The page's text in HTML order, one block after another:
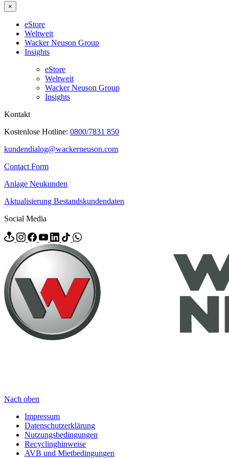
×
eStore
Weltweit
Wacker Neuson Group
Insights
eStore
Weltweit
Wacker Neuson Group
Insights
Kontakt
Kostenlose Hotline: 0800/7831 850
kundendialog@wackerneuson.com
Contact Form
Anlage Neukunden
Aktualisierung Bestandskundendaten
Social Media
Nach oben
Impressum
Datenschutzerklärung
Nutzungsbedingungen
Recyclinghinweise
AVB und Mietbedingungen